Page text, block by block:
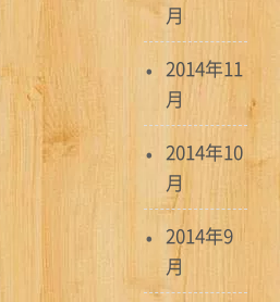
月
2014年11
月
2014年10
月
2014年9
月